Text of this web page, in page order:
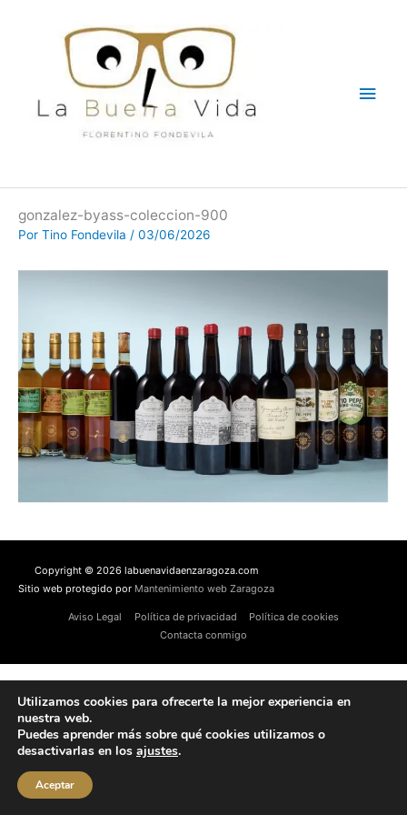
gonzalez-byass-coleccion-900
Por Tino Fondevila / 03/06/2026
Copyright © 2026 labuenavidaenzaragoza.com
Sitio web protegido por Mantenimiento web Zaragoza
Aviso Legal Política de privacidad
Política de cookies
Contacta conmigo
Utilizamos cookies para ofrecerte la mejor experiencia en
nuestra web.
Puedes aprender más sobre qué cookies utilizamos o
desactivarlas en los ajustes.
Aceptar